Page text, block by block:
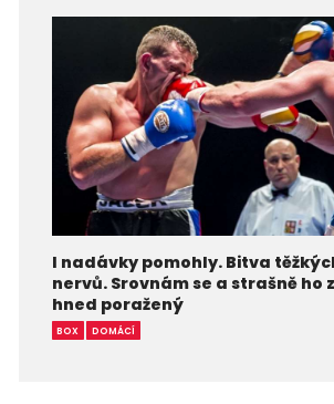
I nadávky pomohly. Bitva
nervů. Srovnám se a strašně ho
hned poražený
BOX DOMÁCÍ